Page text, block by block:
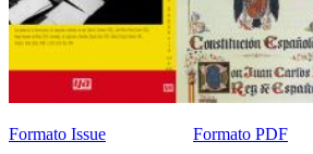
Formato Issue Formato PDF